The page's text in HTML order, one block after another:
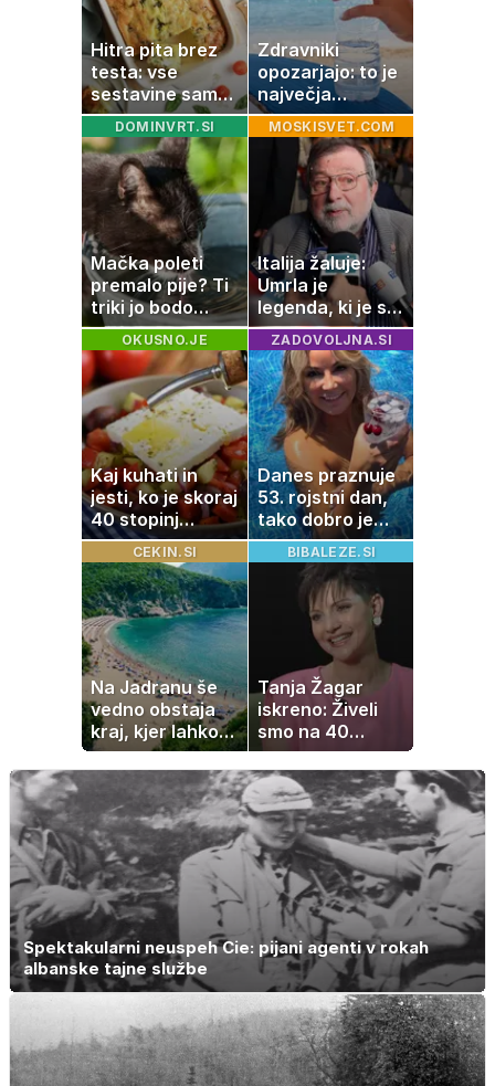
Hitra pita brez
testa: vse
sestavine samo
zmešate in
pečica opravi
ostalo
Zdravniki
opozarjajo: to je
največja
napaka, ki jo
ljudje delajo med
vročino
DOMINVRT.SI
Mačka poleti
premalo pije? Ti
triki jo bodo
spodbudili, da
zaužije več vode
MOSKISVET.COM
Italija žaluje:
Umrla je
legenda, ki je s
svojimi pesmimi
zaznamovala
Italijo
OKUSNO.JE
Kaj kuhati in
jesti, ko je skoraj
40 stopinj
Celzija: 5 kosil
brez prižiganja
pečice
ZADOVOLJNA.SI
Danes praznuje
53. rojstni dan,
tako dobro je
videti znana
Slovenka
CEKIN.SI
Na Jadranu še
vedno obstaja
kraj, kjer lahko
dopustujete
poceni:
nastanitev že od
10 evrov, kosilo
za pet evrov
BIBALEZE.SI
Tanja Žagar
iskreno: Živeli
smo na 40
kvadratih, a
imela sem vse,
kar otrok
potrebuje
Spektakularni neuspeh Cie: pijani agenti v rokah
albanske tajne službe